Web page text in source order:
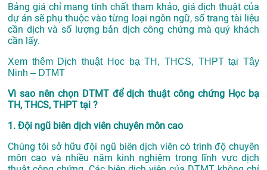
Bảng giá chỉ mang tính chất tham khảo, giá dịch thuật của
dự án sẽ phụ thuộc vào từng loại ngôn ngữ, số trang tài liệu
cần dịch và số lượng bản dịch công chứng mà quý khách
cần lấy.
Xem thêm Dịch thuật Học bạ TH, THCS, THPT tại Tây
Ninh – DTMT
Vì sao nên chọn DTMT để dịch thuật công chứng Học bạ
TH, THCS, THPT tại ?
1. Đội ngũ biên dịch viên chuyên môn cao
Chúng tôi sở hữu đội ngũ biên dịch viên có trình độ chuyên
môn cao và nhiều năm kinh nghiệm trong lĩnh vực dịch